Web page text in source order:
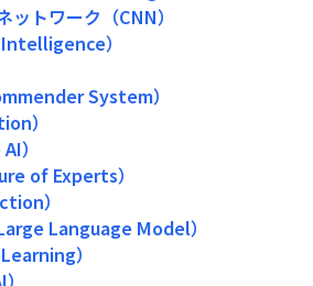
トワーク（CNN）
）
System）
）
）
of Experts）
）
Language Model）
）